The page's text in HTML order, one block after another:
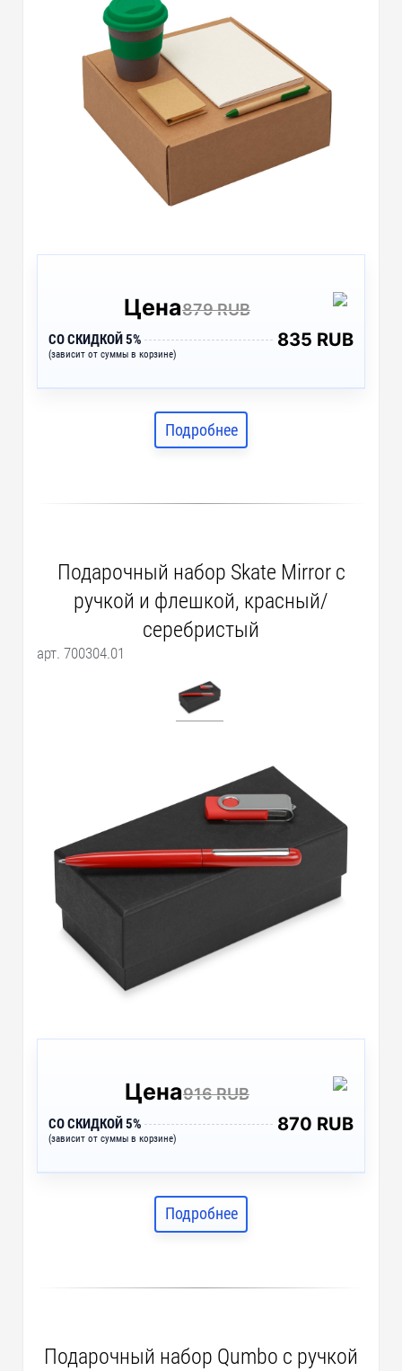
Цена879 RUB
СО СКИДКОЙ 5%
(зависит от суммы в корзине)
835 RUB
Подробнее
Подарочный набор Skate Mirror с
ручкой и флешкой, красный/
серебристый
арт. 700304.01
Цена916 RUB
СО СКИДКОЙ 5%
(зависит от суммы в корзине)
870 RUB
Подробнее
Подарочный набор Qumbo с ручкой